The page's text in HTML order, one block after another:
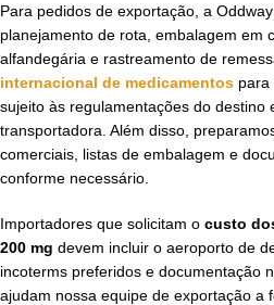
Para pedidos de exportação, a
planejamento de rota, embalagem em
alfandegária e rastreamento de
internacional de medicamentos para
sujeito às regulamentações do destino
transportadora. Além disso,
comerciais, listas de embalagem e
conforme necessário.
Importadores que solicitam o custo
200 mg devem incluir o aeroporto de
incoterms preferidos e documentação
ajudam nossa equipe de exportação a